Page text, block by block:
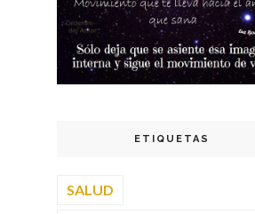
ETIQUETAS
SALUD